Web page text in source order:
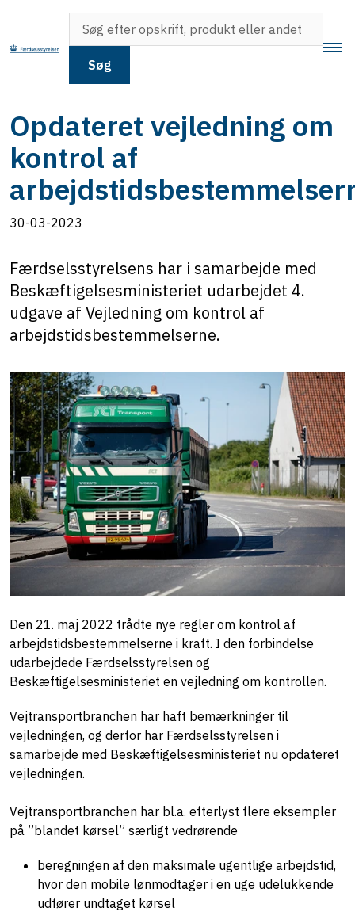
Søg
Opdateret vejledning om
kontrol af
30-03-2023
Færdselsstyrelsens har i samarbejde med
Beskæftigelsesministeriet udarbejdet 4.
udgave af Vejledning om kontrol af
arbejdstidsbestemmelserne.
Den 21. maj 2022 trådte nye regler om kontrol af
arbejdstidsbestemmelserne i kraft. I den forbindelse
udarbejdede Færdselsstyrelsen og
Beskæftigelsesministeriet en vejledning om kontrollen.
Vejtransportbranchen har haft bemærkninger til
vejledningen, og derfor har Færdselsstyrelsen i
samarbejde med Beskæftigelsesministeriet nu opdateret
vejledningen.
Vejtransportbranchen har bl.a. efterlyst flere eksempler
på ”blandet kørsel” særligt vedrørende
beregningen af den maksimale ugentlige arbejdstid,
hvor den mobile lønmodtager i en uge udelukkende
udfører undtaget kørsel